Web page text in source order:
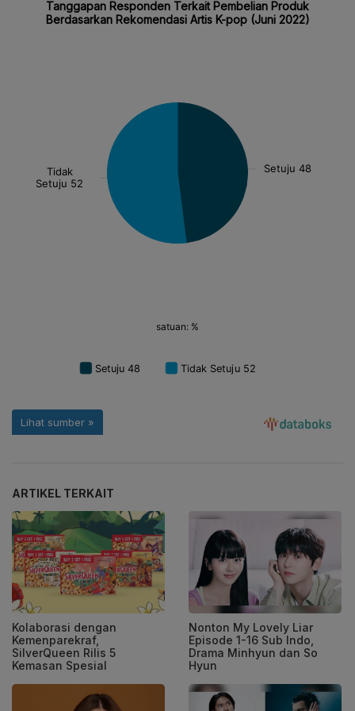
ARTIKEL TERKAIT
Kolaborasi dengan
Kemenparekraf,
SilverQueen Rilis 5
Kemasan Spesial
Nonton My Lovely Liar
Episode 1-16 Sub Indo,
Drama Minhyun dan So
Hyun